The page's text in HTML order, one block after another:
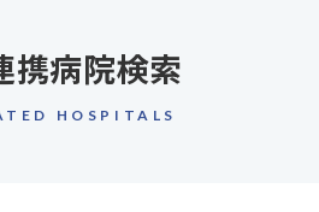
携病院検索
HOSPITALS